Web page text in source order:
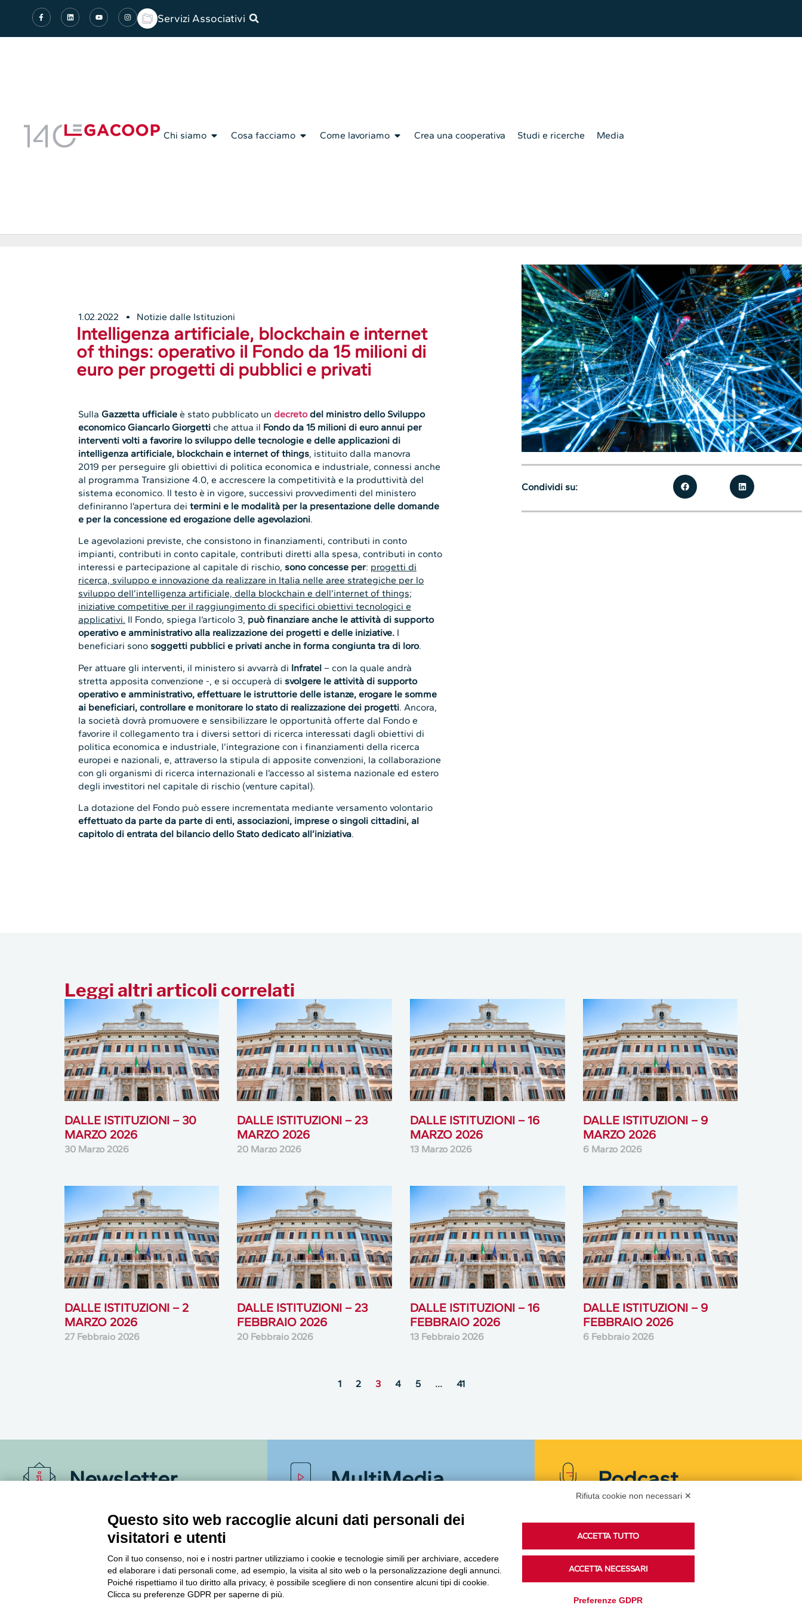
Servizi Associativi
Chi siamo Cosa facciamo Come lavoriamo Crea una cooperativa Studi e ricerche Media
1.02.2022 Notizie dalle Istituzioni
Intelligenza artificiale, blockchain e internet
of things: operativo il Fondo da 15 milioni di
euro per progetti di pubblici e privati
SullaGazzetta ufficiale è stato pubblicato undecretodel ministro dello Sviluppo
economico Giancarlo Giorgettiche attua il Fondo da 15 milioni di euro annui per
interventi volti a favorire lo sviluppo delle tecnologie e delle applicazioni di
intelligenza artificiale, blockchain e internet of things, istituito dalla manovra
2019 per perseguire gli obiettivi di politica economica e industriale, connessi anche
al programma Transizione 4.0, e accrescere la competitività e la produttività del
sistema economico. Il testo è in vigore, successivi provvedimenti del ministero
definiranno l’apertura deitermini e le modalità per la presentazione delle domande
e per la concessione ed erogazione delle agevolazioni.
Le agevolazioni previste, che consistono in finanziamenti, contributi in conto
impianti, contributi in conto capitale, contributi diretti alla spesa, contributi in conto
interessi e partecipazione al capitale di rischio, sono concesse per: progetti di
ricerca, sviluppo e innovazione da realizzare in Italia nelle aree strategiche per lo
sviluppo dell’intelligenza artificiale, della blockchain e dell’internet of things;
iniziative competitive per il raggiungimento di specifici obiettivi tecnologici e
applicativi. Il Fondo, spiega l’articolo 3, può finanziare anche le attività di supporto
operativo e amministrativo alla realizzazione dei progetti e delle iniziative. I
beneficiari sono soggetti pubblici e privati anche in forma congiunta tra di loro.
Per attuare gli interventi, il ministero si avvarrà di Infratel – con la quale andrà
stretta apposita convenzione -, e si occuperà di svolgere le attività di supporto
operativo e amministrativo, effettuare le istruttorie delle istanze, erogare le somme
ai beneficiari, controllare e monitorare lo stato di realizzazione dei progetti. Ancora,
la società dovrà promuovere e sensibilizzare le opportunità offerte dal Fondo e
favorire il collegamento tra i diversi settori di ricerca interessati dagli obiettivi di
politica economica e industriale, l’integrazione con i finanziamenti della ricerca
europei e nazionali, e, attraverso la stipula di apposite convenzioni, la collaborazione
con gli organismi di ricerca internazionali e l’accesso al sistema nazionale ed estero
degli investitori nel capitale di rischio (venture capital).
La dotazione del Fondo può essere incrementata mediante versamento volontario
effettuato da parte da parte di enti, associazioni, imprese o singoli cittadini, al
capitolo di entrata del bilancio dello Stato dedicato all’iniziativa.
Condividi su:
Leggi altri articoli correlati
DALLE ISTITUZIONI – 30
MARZO 2026
30 Marzo 2026
DALLE ISTITUZIONI – 23
MARZO 2026
20 Marzo 2026
DALLE ISTITUZIONI – 16
MARZO 2026
13 Marzo 2026
DALLE ISTITUZIONI – 9
MARZO 2026
6 Marzo 2026
DALLE ISTITUZIONI – 2
MARZO 2026
27 Febbraio 2026
DALLE ISTITUZIONI – 23
FEBBRAIO 2026
20 Febbraio 2026
DALLE ISTITUZIONI – 16
FEBBRAIO 2026
13 Febbraio 2026
DALLE ISTITUZIONI – 9
FEBBRAIO 2026
6 Febbraio 2026
1 2 3 4 5 … 41
Newsletter
Accedi o iscriviti alla nostra Newsletter Legacoop
Informazioni per restare sempre aggiornati sul
mondo della cooperazione.
MultiMedia Podcast
Ascolta i podcast di approfondimento di Legacoop
Accedi alla sezione
Rifiuta cookie non necessari ✕
Questo sito web raccoglie alcuni dati personali dei
visitatori e utenti
Con il tuo consenso, noi e i nostri partner utilizziamo i cookie e tecnologie simili per archiviare, accedere
ed elaborare i dati personali come, ad esempio, la visita al sito web o la personalizzazione degli annunci.
Poiché rispettiamo il tuo diritto alla privacy, è possibile scegliere di non consentire alcuni tipi di cookie.
Clicca su preferenze GDPR per saperne di più.
ACCETTA TUTTO
ACCETTA NECESSARI
Preferenze GDPR